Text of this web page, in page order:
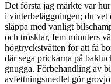
Det första jag märkte var
i vinterbeläggningen; du vet
släppa med vanligt
och trösklar, fem minuters
högtryckstvätten för att få
där sega prickarna på
gnugga. Förbehandling av
avfettningsmedlet gör